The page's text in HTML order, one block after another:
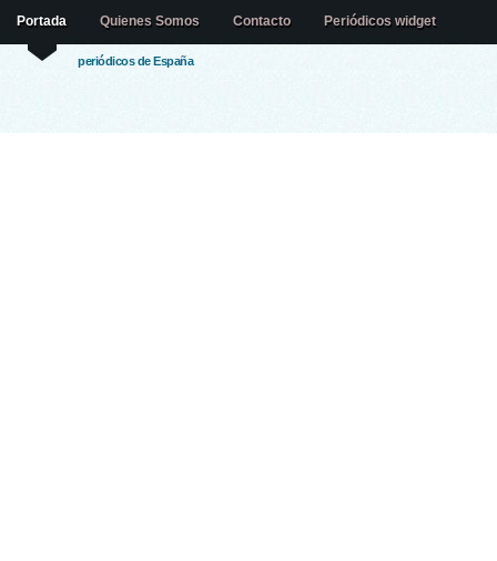
periódicos de España
Portada Quienes Somos Contacto Periódicos widget